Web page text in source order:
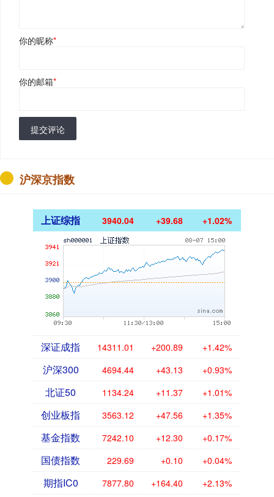
你的昵称*
你的邮箱*
提交评论
沪深京指数
上证综指 3940.04 +39.68 +1.02%
深证成指 14311.01 +200.89 +1.42%
沪深300 4694.44 +43.13 +0.93%
北证50 1134.24 +11.37 +1.01%
创业板指 3563.12 +47.56 +1.35%
基金指数 7242.10 +12.30 +0.17%
国债指数 229.69 +0.10 +0.04%
期指IC0 7877.80 +164.40 +2.13%